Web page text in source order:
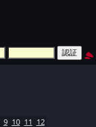
9 10 11 12